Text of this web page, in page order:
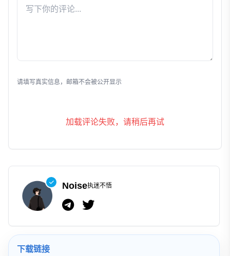
请填写真实信息，邮箱不会被公开显示
加载评论失败，请稍后再试
Noise执迷不悟
下载链接